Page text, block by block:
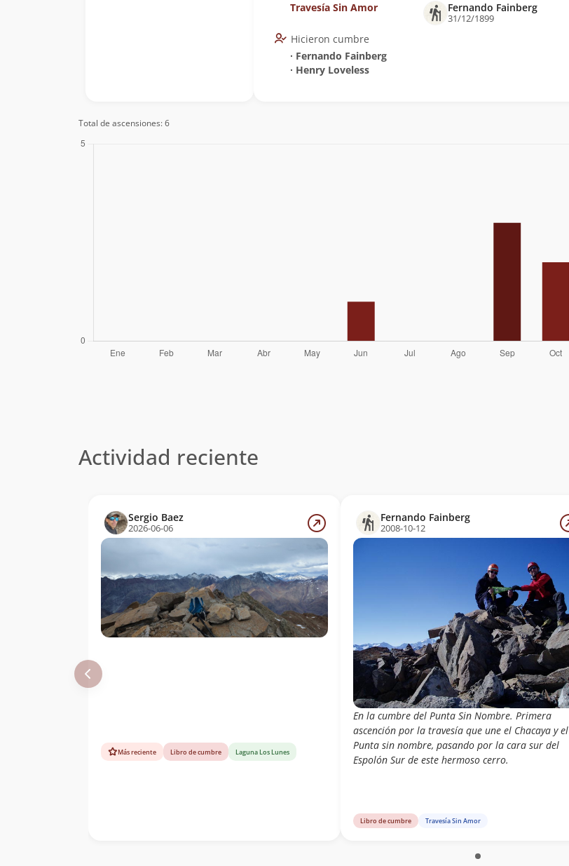
Travesía Sin Amor
Hicieron cumbre
∙ Fernando Fainberg
∙ Henry Loveless
Fernando Fainberg
31/12/1899
Total de ascensiones: 6
Actividad reciente
Sergio Baez
2026-06-06
Más reciente Libro de cumbre Laguna Los Lunes
Fernando Fainberg
2008-10-12
En la cumbre del Punta Sin Nombre. Primera
ascención por la travesía que une el Chacaya y el
Punta sin nombre, pasando por la cara sur del
Espolón Sur de este hermoso cerro.
Libro de cumbre Travesía Sin Amor